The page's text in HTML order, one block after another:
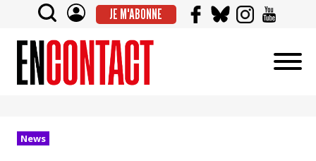
JE M'ABONNE
News